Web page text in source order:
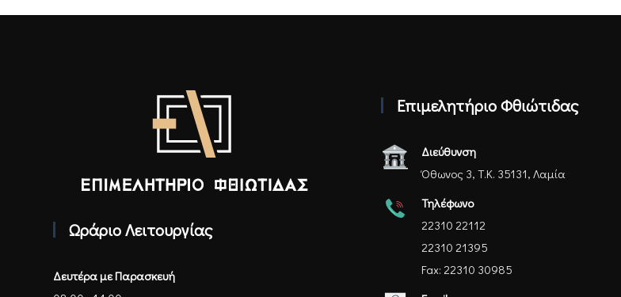
Ωράριο Λειτουργίας
Δευτέρα με Παρασκευή
Επιμελητήριο Φθιώτιδας
Διεύθυνση
Όθωνος 3, Τ.Κ. 35131, Λαμία
Τηλέφωνο
22310 22112
22310 21395
Fax: 22310 30985